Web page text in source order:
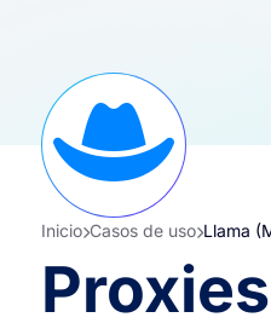
Inicio Casos de uso Llama